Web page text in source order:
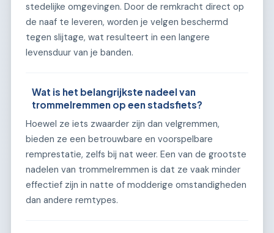
stedelijke omgevingen. Door de remkracht direct op
de naaf te leveren, worden je velgen beschermd
tegen slijtage, wat resulteert in een langere
levensduur van je banden.
Wat is het belangrijkste nadeel van
trommelremmen op een stadsfiets?
Hoewel ze iets zwaarder zijn dan velgremmen,
bieden ze een betrouwbare en voorspelbare
remprestatie, zelfs bij nat weer. Een van de grootste
nadelen van trommelremmen is dat ze vaak minder
effectief zijn in natte of modderige omstandigheden
dan andere remtypes.